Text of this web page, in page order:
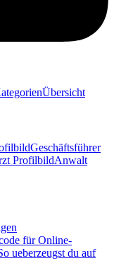
Übersicht
Geschäftsführer
ProfilbildAnwalt
für Online-
ueberzeugst du auf